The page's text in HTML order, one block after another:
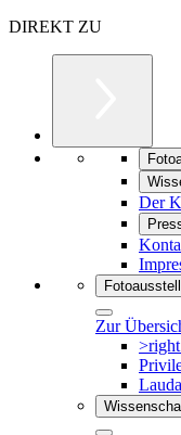
DIREKT ZU
Der
Zur